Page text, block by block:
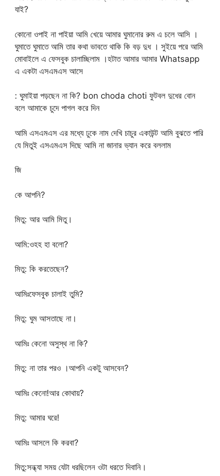
যাই?
কোনো ওপাই না পাইয়া আমি খেয়ে আমার ঘুমানোর রুম এ চলে আসি ।
ঘুমাতে ঘুমাতে আমি তার কথা ভাবতে থাকি কি বড় দুধ । সুইয়ে পরে আমি
মোবাইলে এ ফেসবুক চালাচ্ছিলাম ।হটাত আমার আমার Whatsapp
এ একটা এসএমএস আসে
: ঘুমাইয়া পড়ছেন না কি? bon choda choti ফুটবল দুধের বোন
বলে আমাকে চুদে পাগল করে দিন
আমি এসএমএস এর মধ্যে ঢুকে নাম দেখি চাচুর একাউন্ট আমি বুঝতে পারি
যে মিতুই এসএমএস দিছে আমি না জানার ভ্যান করে বললাম
জি
কে আপনি?
মিতু: আর আমি মিতু।
আমি:ওহহ হা বলো?
মিতু: কি করতেছেন?
আমিঃফেসবুক চালাই তুমি?
মিতু: ঘুম আসতাছে না।
আমিঃ কেনো অসুস্থ না কি?
মিতু: না তার পরও ।আপনি একটু আসবেন?
আমিঃ কেনো!আর কোথায়?
মিতু: আমার ঘরে!
আমিঃ আসলে কি করবা?
মিতু:সন্ধ্যা সময় যেটা ধরছিলেন ওটা ধরতে দিবানি।